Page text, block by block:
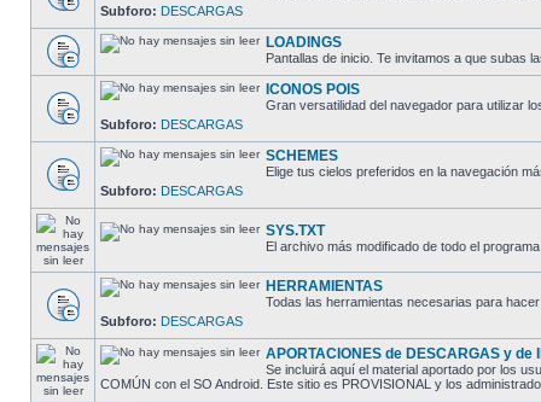
Subforo: DESCARGAS
LOADINGS
Pantallas de inicio. Te invitamos a que subas
ICONOS POIS
Gran versatilidad del navegador para utilizar
Subforo: DESCARGAS
SCHEMES
Elige tus cielos preferidos en la navegación
Subforo: DESCARGAS
SYS.TXT
El archivo más modificado de todo el
HERRAMIENTAS
Todas las herramientas necesarias para
Subforo: DESCARGAS
APORTACIONES de DESCARGAS y de
Se incluirá aquí el material aportado por los
COMÚN con el SO Android. Este sitio es PROVISIONAL y los